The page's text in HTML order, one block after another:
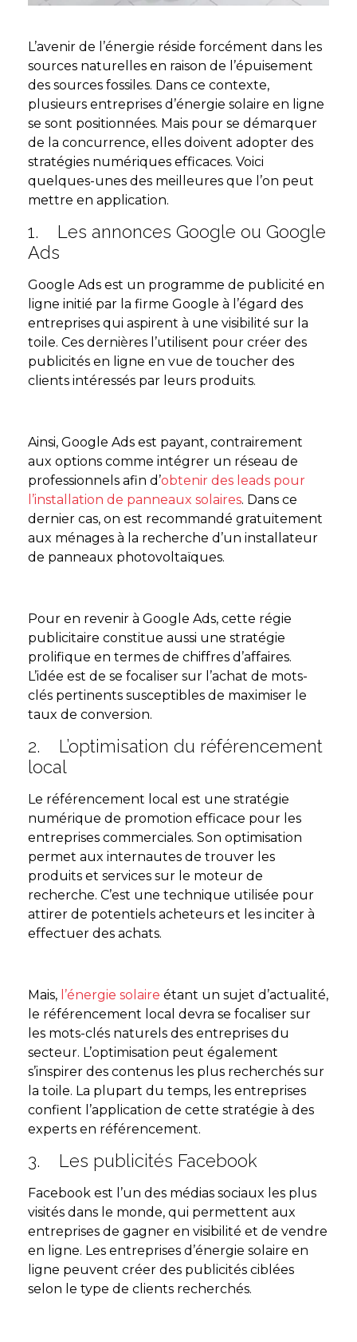
L’avenir de l’énergie réside forcément dans les
sources naturelles en raison de l’épuisement
des sources fossiles. Dans ce contexte,
plusieurs entreprises d’énergie solaire en ligne
se sont positionnées. Mais pour se démarquer
de la concurrence, elles doivent adopter des
stratégies numériques efficaces. Voici
quelques-unes des meilleures que l’on peut
mettre en application.
1. Les annonces Google ou Google
Ads
Google Ads est un programme de publicité en
ligne initié par la firme Google à l’égard des
entreprises qui aspirent à une visibilité sur la
toile. Ces dernières l’utilisent pour créer des
publicités en ligne en vue de toucher des
clients intéressés par leurs produits.
Ainsi, Google Ads est payant, contrairement
aux options comme intégrer un réseau de
professionnels afin d’obtenir des leads pour
l’installation de panneaux solaires. Dans ce
dernier cas, on est recommandé gratuitement
aux ménages à la recherche d’un installateur
de panneaux photovoltaïques.
Pour en revenir à Google Ads, cette régie
publicitaire constitue aussi une stratégie
prolifique en termes de chiffres d’affaires.
L’idée est de se focaliser sur l’achat de mots-
clés pertinents susceptibles de maximiser le
taux de conversion.
2. L’optimisation du référencement
local
Le référencement local est une stratégie
numérique de promotion efficace pour les
entreprises commerciales. Son optimisation
permet aux internautes de trouver les
produits et services sur le moteur de
recherche. C’est une technique utilisée pour
attirer de potentiels acheteurs et les inciter à
effectuer des achats.
Mais, l’énergie solaire étant un sujet d’actualité,
le référencement local devra se focaliser sur
les mots-clés naturels des entreprises du
secteur. L’optimisation peut également
s’inspirer des contenus les plus recherchés sur
la toile. La plupart du temps, les entreprises
confient l’application de cette stratégie à des
experts en référencement.
3. Les publicités Facebook
Facebook est l’un des médias sociaux les plus
visités dans le monde, qui permettent aux
entreprises de gagner en visibilité et de vendre
en ligne. Les entreprises d’énergie solaire en
ligne peuvent créer des publicités ciblées
selon le type de clients recherchés.